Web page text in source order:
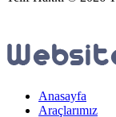
Anasayfa
Araçlarımız